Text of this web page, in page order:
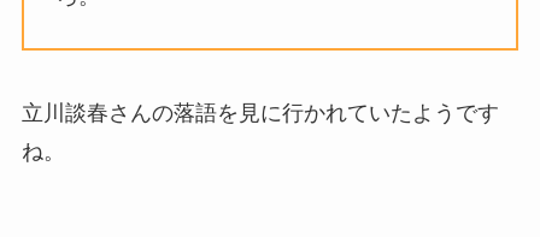
立川談春さんの落語を見に行かれていたようです
ね。